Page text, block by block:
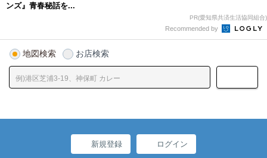
ンズ』青春秘話を...
PR(愛知県共済生活協同組合)
Recommended by
地図検索 お店検索
新規登録 ログイン